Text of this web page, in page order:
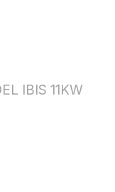
IBIS 11KW